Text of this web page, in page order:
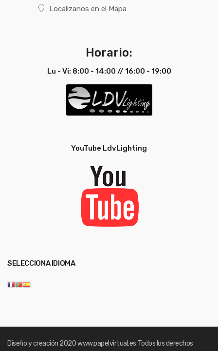
Localizanos en el Mapa
Horario:
Lu - Vi: 8:00 - 14:00 // 16:00 - 19:00
YouTube LdvLighting
SELECCIONA IDIOMA
Diseño y creación 2020www.papelvirtual.es Todos los derechos